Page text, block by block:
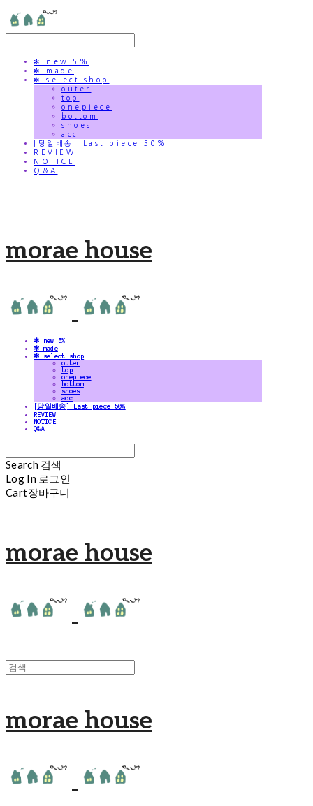
✻ new 5%
✻ made
✻ select shop
outer
top
onepiece
bottom
shoes
acc
[당일배송] Last piece 50%
REVIEW
NOTICE
Q&A
morae house
✻ new 5%
✻ made
✻ select shop
outer
top
onepiece
bottom
shoes
acc
[당일배송] Last piece 50%
REVIEW
NOTICE
Q&A
Search 검색
Log In 로그인
Cart장바구니
morae house
morae house